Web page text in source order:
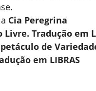
Cia Peregrina
Tradução em
de
em LIBRAS